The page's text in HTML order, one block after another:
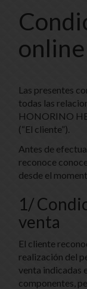
online
Las presentes
todas las
HONORINO
(“El cliente”).
Antes de
reconoce
desde el
1/
venta
El cliente
realización del
venta indicadas
componentes,